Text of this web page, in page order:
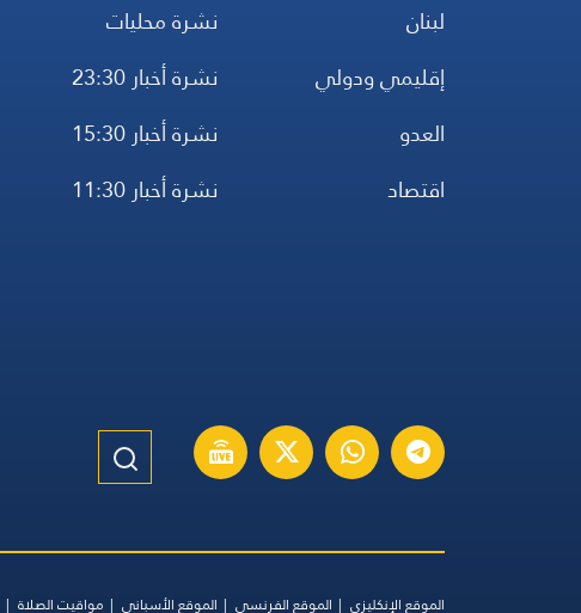
لبنان
إقليمي ودولي
العدو
اقتصاد
نشرة محليات
نشرة أخبار 23:30
نشرة أخبار 15:30
نشرة أخبار 11:30
الموقع الإنكليزي الموقع الفرنسي الموقع الأسباني مواقيت الصلاة